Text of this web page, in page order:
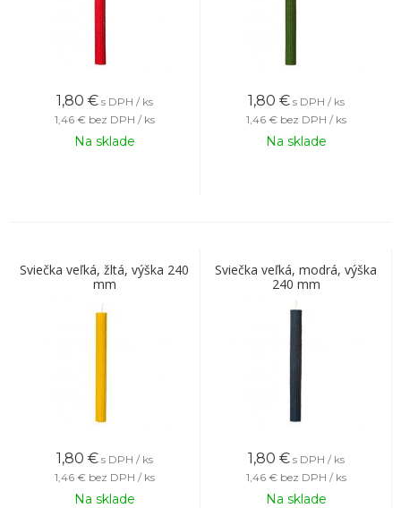
1,80 € s DPH / ks
1,46 € bez DPH / ks
Na sklade
1,80 € s DPH / ks
1,46 € bez DPH / ks
Na sklade
Sviečka veľká, žltá, výška 240
mm
1,80 € s DPH / ks
1,46 € bez DPH / ks
Na sklade
Sviečka veľká, modrá, výška
240 mm
1,80 € s DPH / ks
1,46 € bez DPH / ks
Na sklade